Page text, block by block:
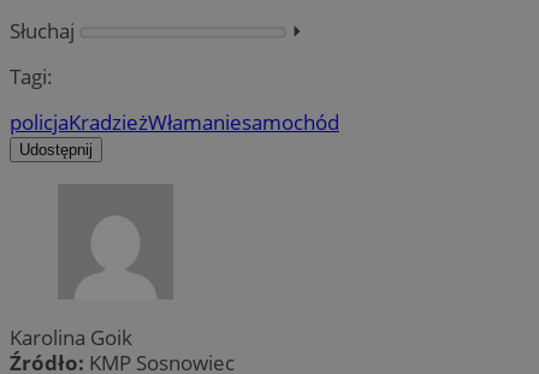
Słuchaj
⏵︎
Tagi:
policjaKradzieżWłamaniesamochód
Udostępnij
Karolina Goik
Źródło: KMP Sosnowiec